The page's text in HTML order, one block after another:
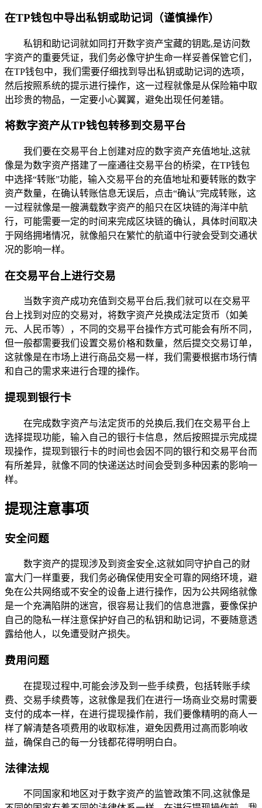
在TP钱包中导出私钥或助记词（谨慎操作）
私钥和助记词就如同打开数字资产宝藏的钥匙,是访问数
字资产的重要凭证，我们务必像守护生命一样妥善保管它们，
在TP钱包中，我们需要仔细找到导出私钥或助记词的选项，
然后按照系统的提示进行操作，这一过程就像是从保险箱中取
出珍贵的物品，一定要小心翼翼，避免出现任何差错。
将数字资产从TP钱包转移到交易平台
我们要在交易平台上创建对应的数字资产充值地址,这就
像是为数字资产搭建了一座通往交易平台的桥梁，在TP钱包
中选择“转账”功能，输入交易平台的充值地址和要转账的数字
资产数量，在确认转账信息无误后，点击“确认”完成转账，这
一过程就像是一艘满载数字资产的船只在区块链的海洋中航
行，可能需要一定的时间来完成区块链的确认，具体时间取决
于网络拥堵情况，就像船只在繁忙的航道中行驶会受到交通状
况的影响一样。
在交易平台上进行交易
当数字资产成功充值到交易平台后,我们就可以在交易平
台上找到对应的交易对，将数字资产兑换成法定货币（如美
元、人民币等），不同的交易平台操作方式可能会有所不同，
但一般都需要我们设置交易价格和数量，然后提交交易订单，
这就像是在市场上进行商品交易一样，我们需要根据市场行情
和自己的需求来进行合理的操作。
提现到银行卡
在完成数字资产与法定货币的兑换后,我们在交易平台上
选择提现功能，输入自己的银行卡信息，然后按照提示完成提
现操作，提现到银行卡的时间也会因不同的银行和交易平台而
有所差异，就像不同的快递送达时间会受到多种因素的影响一
样。
提现注意事项
安全问题
数字资产的提现涉及到资金安全,这就如同守护自己的财
富大门一样重要，我们务必确保使用安全可靠的网络环境，避
免在公共网络或不安全的设备上进行操作，因为公共网络就像
是一个充满陷阱的迷宫，很容易让我们的信息泄露，要像保护
自己的隐私一样注意保护好自己的私钥和助记词，不要随意透
露给他人，以免遭受财产损失。
费用问题
在提现过程中,可能会涉及到一些手续费，包括转账手续
费、交易手续费等，这就像是我们在进行一场商业交易时需要
支付的成本一样，在进行提现操作前，我们要像精明的商人一
样了解清楚各项费用的收取标准，避免因费用过高而影响收
益，确保自己的每一分钱都花得明明白白。
法律法规
不同国家和地区对于数字资产的监管政策不同,这就像是